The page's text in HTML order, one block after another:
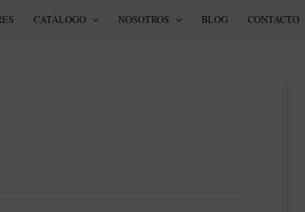
CATÁLOGO NOSOTROS BLOG CONTACTO